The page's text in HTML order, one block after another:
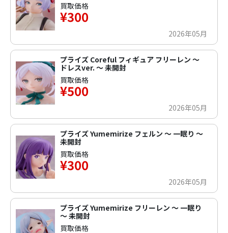
買取価格
¥300
2026年05月
プライズ Coreful フィギュア フリーレン ～
ドレスver. ～ 未開封
買取価格
¥500
2026年05月
プライズ Yumemirize フェルン ～ 一眠り ～
未開封
買取価格
¥300
2026年05月
プライズ Yumemirize フリーレン ～ 一眠り
～ 未開封
買取価格